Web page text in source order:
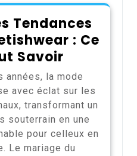
Tendances
: Ce
Savoir
années, la mode
avec éclat sur les
transformant un
souterrain en une
pour celleux en
Le mariage du